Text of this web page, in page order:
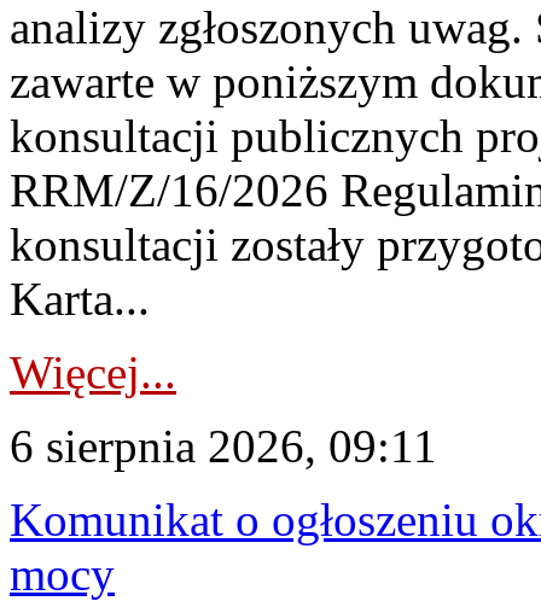
analizy zgłoszonych
zawarte w poniższym
konsultacji publicznych
RRM/Z/16/2026
konsultacji zostały
Karta...
Więcej...
6 sierpnia 2026, 09:11
Komunikat o ogłoszeniu
mocy